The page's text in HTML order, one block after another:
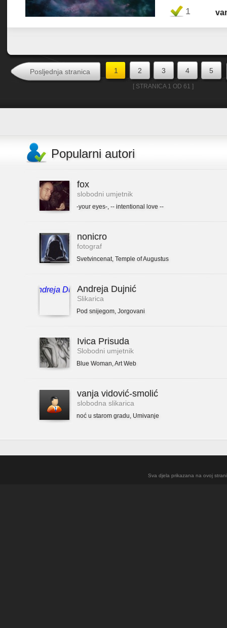
Favorit 1
Posljednja stranica 1 2 3 4 5
[ STRANICA 1 OD 61 ]
Popularni autori
fox
slobodni umjetnik
-your eyes-, -- intentional love --
nonicro
fotograf
Svetvincenat, Temple of Augustus
Andreja Dujnić
Slikarica
Pod snijegom, Jorgovani
Ivica Prisuda
Slobodni umjetnik
Blue Woman,Art Web
vanja vidović-smolić
slobodna slikarica
noć u starom gradu, Umivanje
Sva djela prikazana na ovoj